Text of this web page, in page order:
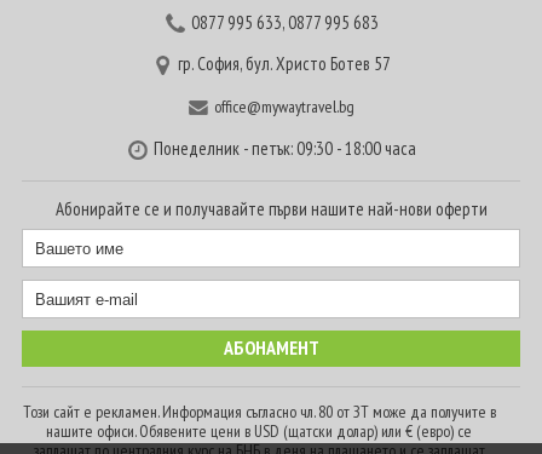
0877 995 633,0877 995 683
гр. София, бул. Христо Ботев 57
office@mywaytravel.bg
Понеделник - петък: 09:30 - 18:00 часа
Абонирайте се и получавайте първи нашите най-нови оферти
Този сайт е рекламен. Информация съгласно чл. 80 от ЗТ може да получите в
нашите офиси. Обявените цени в USD (щатски долар) или € (евро) се